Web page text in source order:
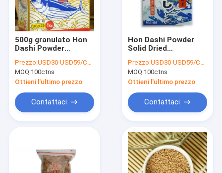
500g granulato Hon
Dashi Powder
Flavor Komb per
minestra
Prezzo:USD30-USD59/CTN
MOQ:100ctns
Ottieni l'ultimo prezzo
Contattaci
Hon Dashi Powder
Solid Dried
condimento
giapponese 500g
Prezzo:USD30-USD59/CTN
MOQ:100ctns
Ottieni l'ultimo prezzo
Contattaci